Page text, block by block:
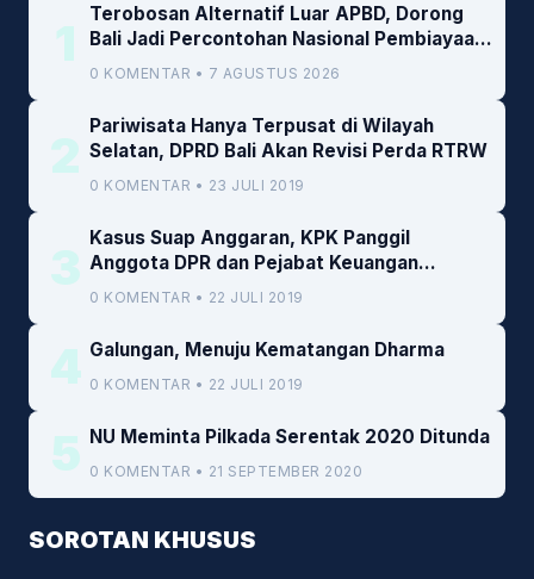
1
Terobosan Alternatif Luar APBD, Dorong
Bali Jadi Percontohan Nasional Pembiayaan
Daerah
0 KOMENTAR • 7 AGUSTUS 2026
2
Pariwisata Hanya Terpusat di Wilayah
Selatan, DPRD Bali Akan Revisi Perda RTRW
0 KOMENTAR • 23 JULI 2019
3
Kasus Suap Anggaran, KPK Panggil
Anggota DPR dan Pejabat Keuangan
Kemenkeu
0 KOMENTAR • 22 JULI 2019
4 Galungan, Menuju Kematangan Dharma
0 KOMENTAR • 22 JULI 2019
5 NU Meminta Pilkada Serentak 2020 Ditunda
0 KOMENTAR • 21 SEPTEMBER 2020
SOROTAN KHUSUS